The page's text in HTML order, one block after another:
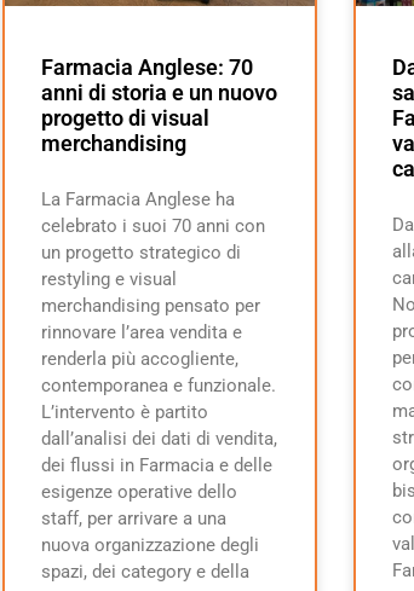
Farmacia Anglese: 70
anni di storia e un nuovo
progetto di visual
merchandising
La Farmacia Anglese ha
celebrato i suoi 70 anni con
un progetto strategico di
restyling e visual
merchandising pensato per
rinnovare l’area vendita e
renderla più accogliente,
contemporanea e funzionale.
L’intervento è partito
dall’analisi dei dati di vendita,
dei flussi in Farmacia e delle
esigenze operative dello
staff, per arrivare a una
nuova organizzazione degli
spazi, dei category e della